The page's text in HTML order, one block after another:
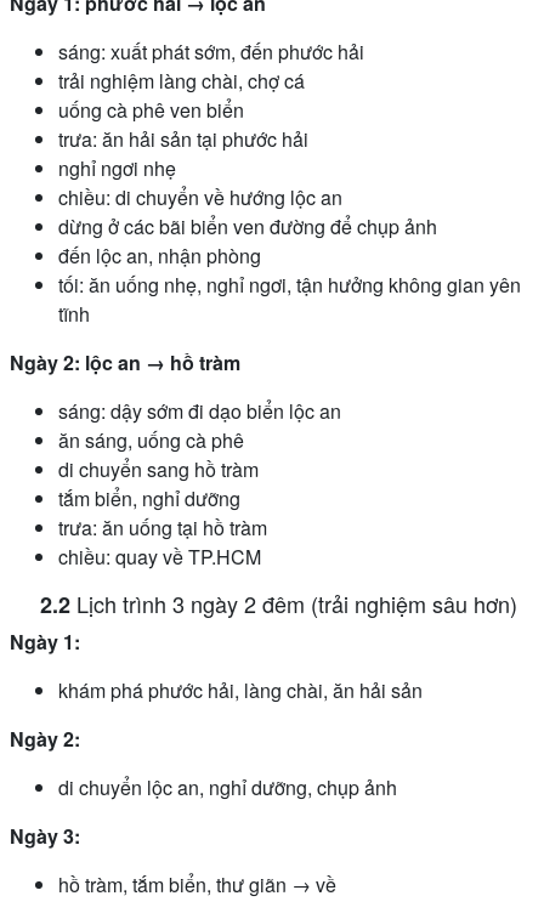
sáng: xuất phát sớm, đến phước hải
trải nghiệm làng chài, chợ cá
uống cà phê ven biển
trưa: ăn hải sản tại phước hải
nghỉ ngơi nhẹ
chiều: di chuyển về hướng lộc an
dừng ở các bãi biển ven đường để chụp ảnh
đến lộc an, nhận phòng
tối: ăn uống nhẹ, nghỉ ngơi, tận hưởng không gian yên
tĩnh
Ngày 2: lộc an → hồ tràm
sáng: dậy sớm đi dạo biển lộc an
ăn sáng, uống cà phê
di chuyển sang hồ tràm
tắm biển, nghỉ dưỡng
trưa: ăn uống tại hồ tràm
chiều: quay về TP.HCM
Lịch trình 3 ngày 2 đêm (trải nghiệm sâu hơn)
Ngày 1:
khám phá phước hải, làng chài, ăn hải sản
Ngày 2:
di chuyển lộc an, nghỉ dưỡng, chụp ảnh
Ngày 3:
hồ tràm, tắm biển, thư giãn → về